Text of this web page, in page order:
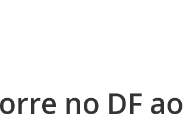
no DF ao